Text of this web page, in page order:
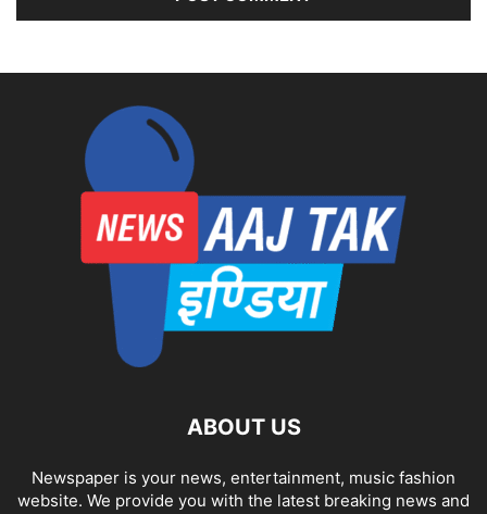
ABOUT US
Newspaper is your news, entertainment, music fashion
website. We provide you with the latest breaking news and